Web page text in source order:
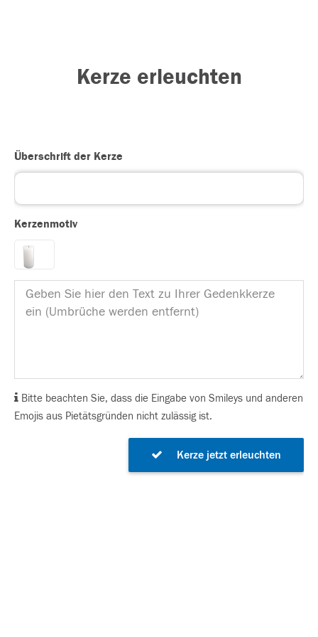
Kerze erleuchten
Überschrift der Kerze
Kerzenmotiv
Bitte beachten Sie, dass die Eingabe von Smileys und anderen
Emojis aus Pietätsgründen nicht zulässig ist.
Kerze jetzt erleuchten